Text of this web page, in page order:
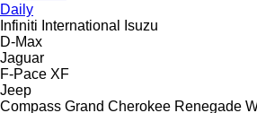
Daily
Infiniti International
Isuzu
D-Max
Jaguar
F-Pace XF
Jeep
Compass Grand Cherokee Renegade